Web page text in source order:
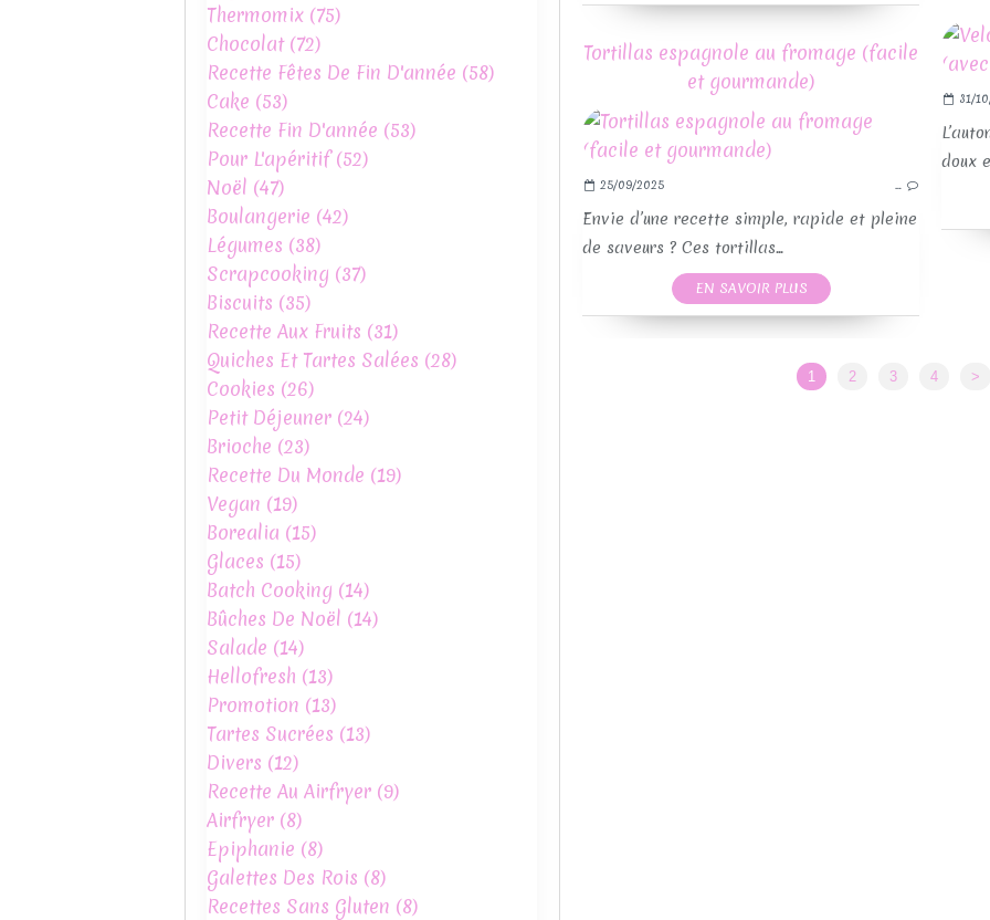
31/
doux
Tortillas espagnole au fromage (facile
et gourmande)
25/09/2025 …
Envie d’une recette simple, rapide et pleine
de saveurs ? Ces tortillas...
EN SAVOIR PLUS
1 2 3 4 >
Thermomix (75)
Chocolat(72)
Recette Fêtes De Fin D'année (58)
Cake (53)
Recette Fin D'année (53)
Pour L'apéritif(52)
Noël (47)
Boulangerie (42)
Légumes (38)
Scrapcooking (37)
Biscuits (35)
Recette Aux Fruits (31)
Quiches Et Tartes Salées (28)
Cookies (26)
Petit Déjeuner (24)
Brioche (23)
Recette Du Monde (19)
Vegan (19)
Borealia (15)
Glaces (15)
Batch Cooking (14)
Bûches De Noël (14)
Salade (14)
Hellofresh (13)
Promotion (13)
Tartes Sucrées (13)
Divers (12)
Recette Au Airfryer (9)
Airfryer (8)
Epiphanie (8)
Galettes Des Rois (8)
Recettes Sans Gluten (8)